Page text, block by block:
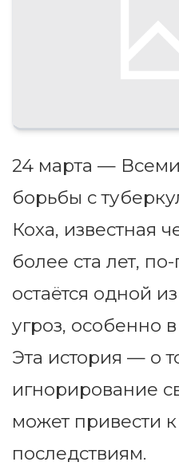
24 марта —
борьбы с
Коха, известная
более ста лет,
остаётся одной
угроз, особенно
Эта история — о
игнорирование
может привести
последствиям.